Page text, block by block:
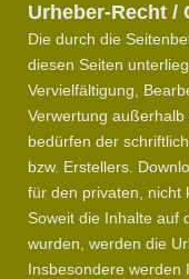
Urheber-Recht /
Die durch die
diesen Seiten
Vervielfältigung,
Verwertung
bedürfen der
bzw. Erstellers.
für den privaten, nicht
Soweit die Inhalte auf
wurden, werden die
Insbesondere werden